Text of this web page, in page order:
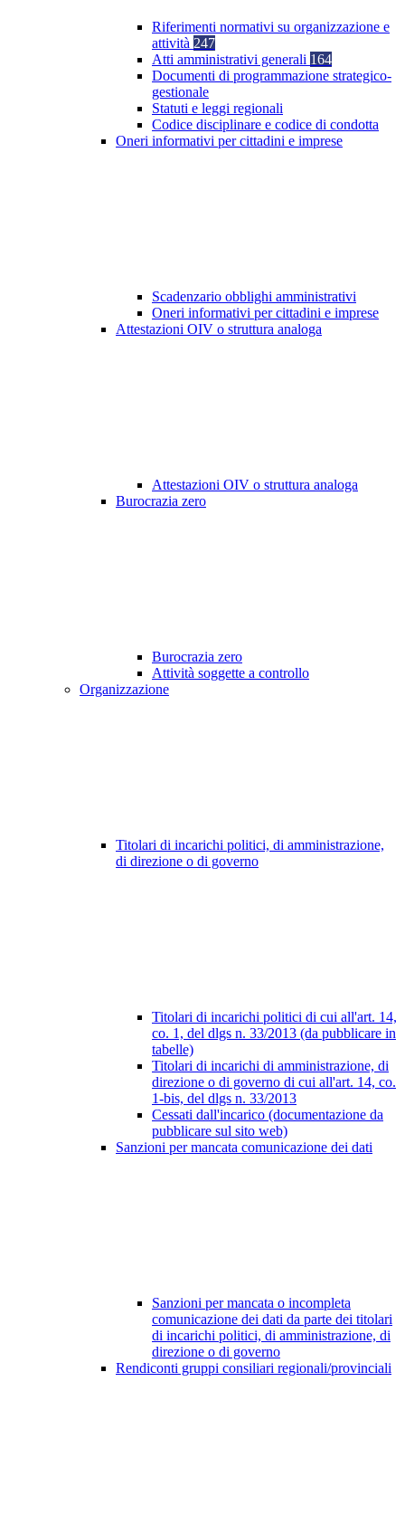
Riferimenti normativi su organizzazione e
attività 247
Atti amministrativi generali 164
Documenti di programmazione strategico-
gestionale
Statuti e leggi regionali
Codice disciplinare e codice di condotta
Oneri informativi per cittadini e imprese
Scadenzario obblighi amministrativi
Oneri informativi per cittadini e imprese
Attestazioni OIV o struttura analoga
Attestazioni OIV o struttura analoga
Burocrazia zero
Burocrazia zero
Attività soggette a controllo
Organizzazione
Titolari di incarichi politici, di amministrazione,
di direzione o di governo
Titolari di incarichi politici di cui all'art. 14,
co. 1, del dlgs n. 33/2013 (da pubblicare in
tabelle)
Titolari di incarichi di amministrazione, di
direzione o di governo di cui all'art. 14, co.
1-bis, del dlgs n. 33/2013
Cessati dall'incarico (documentazione da
pubblicare sul sito web)
Sanzioni per mancata comunicazione dei dati
Sanzioni per mancata o incompleta
comunicazione dei dati da parte dei titolari
di incarichi politici, di amministrazione, di
direzione o di governo
Rendiconti gruppi consiliari regionali/provinciali